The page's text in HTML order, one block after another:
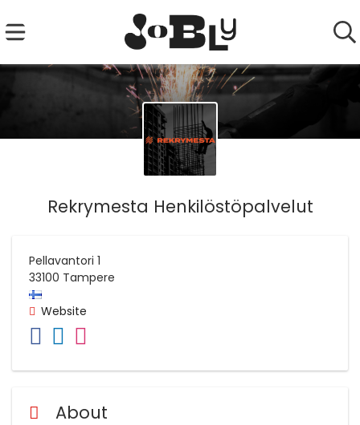
Rekrymesta Henkilöstöpalvelut
Pellavantori 1
33100 Tampere
Website
About